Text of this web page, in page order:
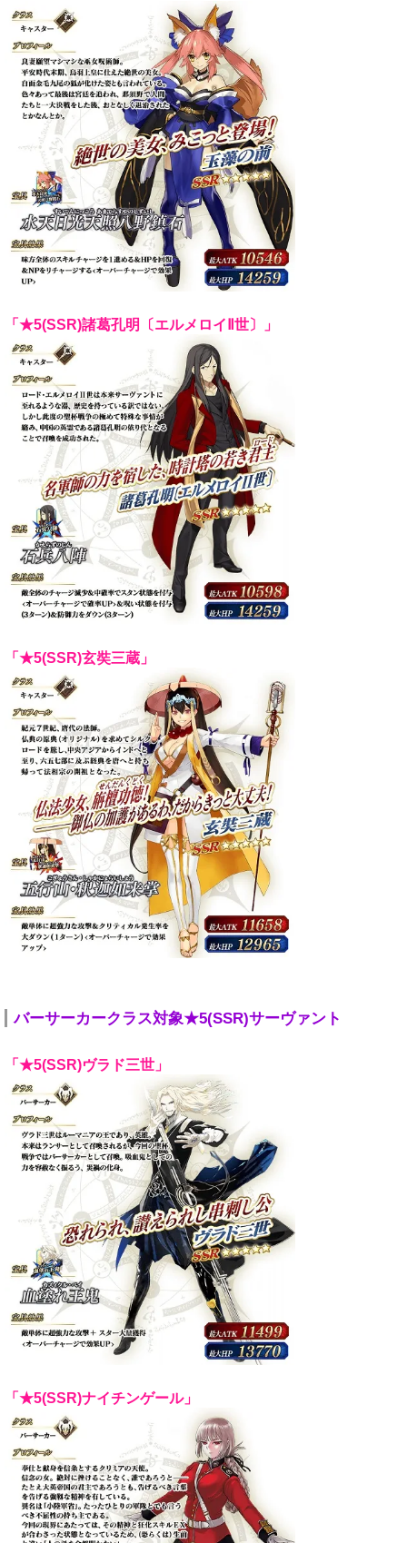
「★5(SSR)諸葛孔明〔エルメロイⅡ世〕」
「★5(SSR)玄奘三蔵」
バーサーカークラス対象★5(SSR)サーヴァント
「★5(SSR)ヴラド三世」
「★5(SSR)ナイチンゲール」